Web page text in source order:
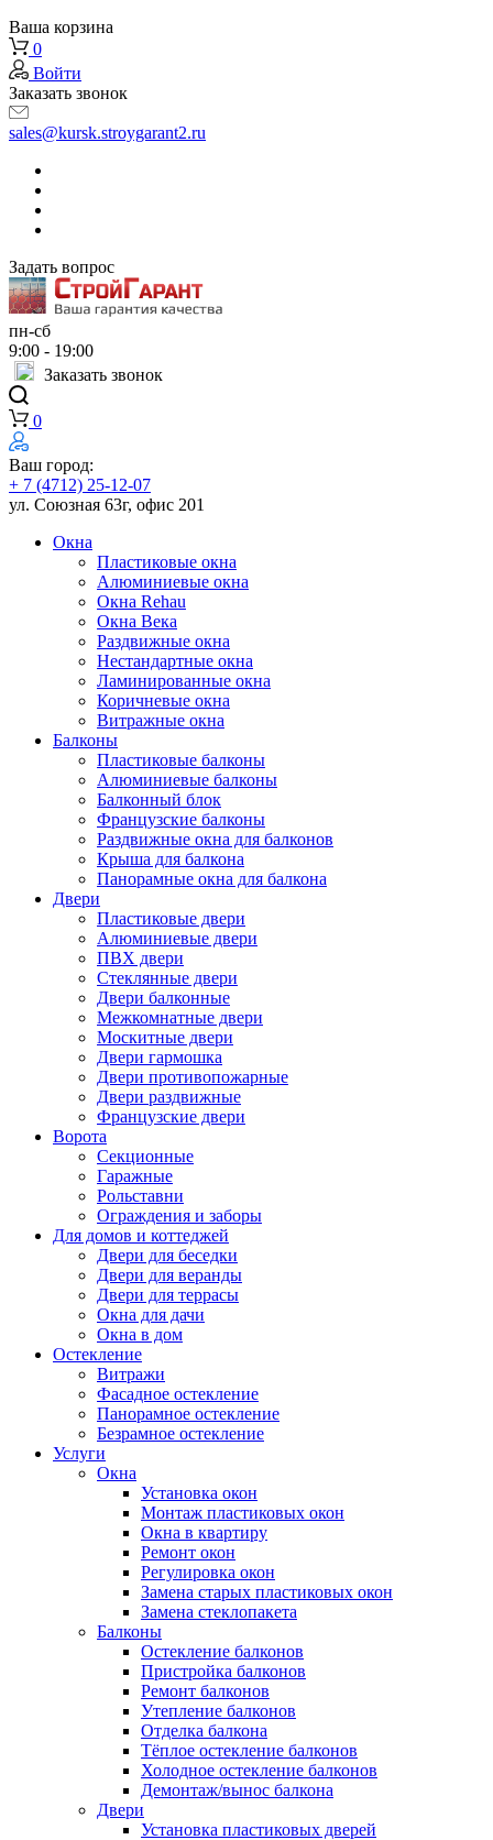
Ваша корзина
0
Войти
Заказать звонок
sales@kursk.stroygarant2.ru
Задать вопрос
пн-сб
9:00 - 19:00
Заказать звонок
0
Ваш город:
+ 7 (4712) 25-12-07
ул. Союзная 63г, офис 201
Окна
Пластиковые окна
Алюминиевые окна
Окна Rehau
Окна Века
Раздвижные окна
Нестандартные окна
Ламинированные окна
Коричневые окна
Витражные окна
Балконы
Пластиковые балконы
Алюминиевые балконы
Балконный блок
Французские балконы
Раздвижные окна для балконов
Крыша для балкона
Панорамные окна для балкона
Двери
Пластиковые двери
Алюминиевые двери
ПВХ двери
Стеклянные двери
Двери балконные
Межкомнатные двери
Москитные двери
Двери гармошка
Двери противопожарные
Двери раздвижные
Французские двери
Ворота
Секционные
Гаражные
Рольставни
Ограждения и заборы
Для домов и коттеджей
Двери для беседки
Двери для веранды
Двери для террасы
Окна для дачи
Окна в дом
Остекление
Витражи
Фасадное остекление
Панорамное остекление
Безрамное остекление
Услуги
Окна
Установка окон
Монтаж пластиковых окон
Окна в квартиру
Ремонт окон
Регулировка окон
Замена старых пластиковых окон
Замена стеклопакета
Балконы
Остекление балконов
Пристройка балконов
Ремонт балконов
Утепление балконов
Отделка балкона
Тёплое остекление балконов
Холодное остекление балконов
Демонтаж/вынос балкона
Двери
Установка пластиковых дверей